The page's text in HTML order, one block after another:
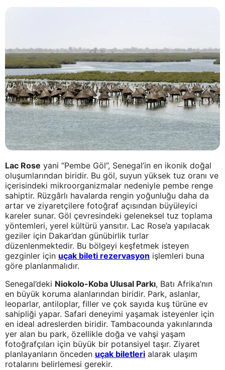
Lac Rose yani “Pembe Göl”, Senegal’in en ikonik doğal
oluşumlarından biridir. Bu göl, suyun yüksek tuz oranı ve
içerisindeki mikroorganizmalar nedeniyle pembe renge
sahiptir. Rüzgârlı havalarda rengin yoğunluğu daha da
artar ve ziyaretçilere fotoğraf açısından büyüleyici
kareler sunar. Göl çevresindeki geleneksel tuz toplama
yöntemleri, yerel kültürü yansıtır. Lac Rose’a yapılacak
geziler için Dakar’dan günübirlik turlar
düzenlenmektedir. Bu bölgeyi keşfetmek isteyen
gezginler için uçak bileti rezervasyon işlemleri buna
göre planlanmalıdır.
Senegal’deki Niokolo-Koba Ulusal Parkı, Batı Afrika’nın
en büyük koruma alanlarından biridir. Park, aslanlar,
leoparlar, antiloplar, filler ve çok sayıda kuş türüne ev
sahipliği yapar. Safari deneyimi yaşamak isteyenler için
en ideal adreslerden biridir. Tambacounda yakınlarında
yer alan bu park, özellikle doğa ve vahşi yaşam
fotoğrafçıları için büyük bir potansiyel taşır. Ziyaret
planlayanların önceden uçak biletleri alarak ulaşım
rotalarını belirlemesi gerekir.